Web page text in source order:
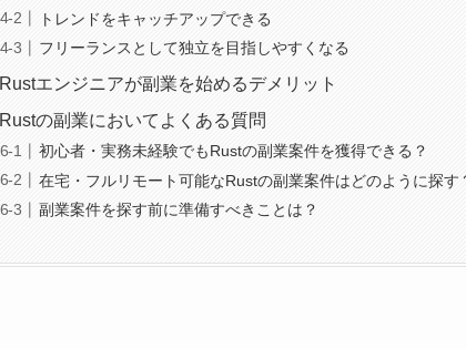
トレンドをキャッチアップできる
フリーランスとして独立を目指しやすくなる
Rustエンジニアが副業を始めるデメリット
Rustの副業においてよくある質問
初心者・実務未経験でもRustの副業案件を獲得できる？
在宅・フルリモート可能なRustの副業案件はどのように探す
副業案件を探す前に準備すべきことは？